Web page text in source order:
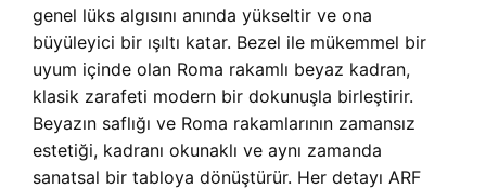
genel lüks algısını anında yükseltir ve ona
büyüleyici bir ışıltı katar. Bezel ile mükemmel bir
uyum içinde olan Roma rakamlı beyaz kadran,
klasik zarafeti modern bir dokunuşla birleştirir.
Beyazın saflığı ve Roma rakamlarının zamansız
estetiği, kadranı okunaklı ve aynı zamanda
sanatsal bir tabloya dönüştürür. Her detayı ARF